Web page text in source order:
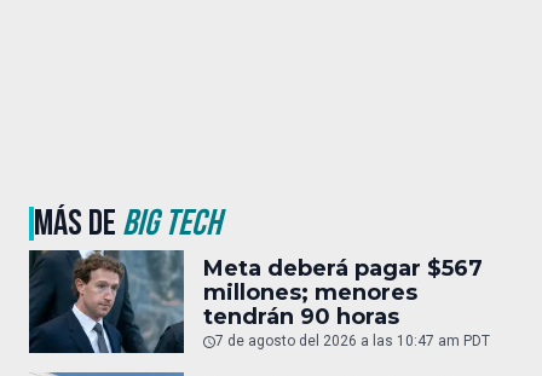
MÁS DEBIG TECH
Meta deberá pagar $567
millones; menores
tendrán 90 horas
7 de agosto del 2026 a las 10:47 am PDT